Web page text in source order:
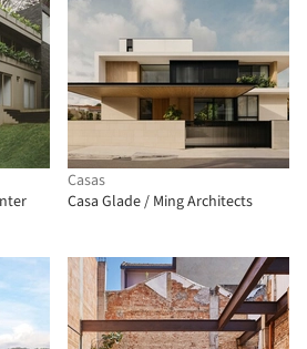
Casas
Casa Glade / Ming Architects